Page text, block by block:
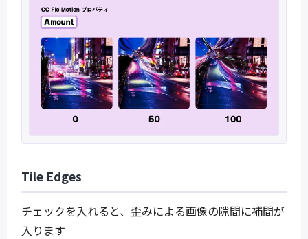
Tile Edges
チェックを入れると、歪みによる画像の隙間に補間が
入ります